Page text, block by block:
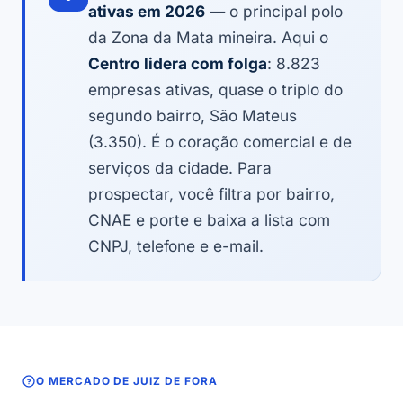
ativas em 2026 — o principal polo
da Zona da Mata mineira. Aqui o
Centro lidera com folga: 8.823
empresas ativas, quase o triplo do
segundo bairro, São Mateus
(3.350). É o coração comercial e de
serviços da cidade. Para
prospectar, você filtra por bairro,
CNAE e porte e baixa a lista com
CNPJ, telefone e e-mail.
O MERCADO DE JUIZ DE FORA